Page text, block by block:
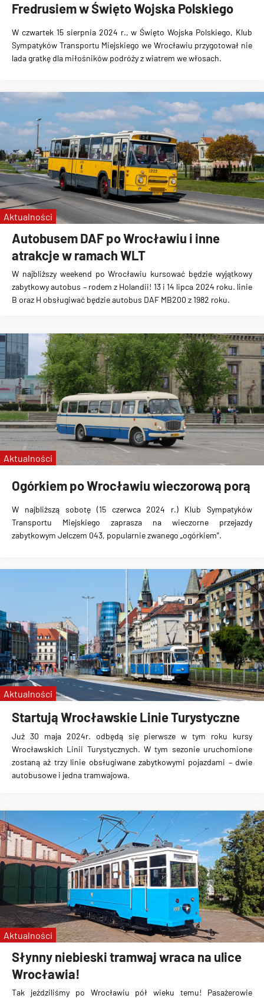
Fredrusiem w Święto Wojska Polskiego
W czwartek 15 sierpnia 2024 r., w Święto Wojska Polskiego, Klub
Sympatyków Transportu Miejskiego we Wrocławiu przygotował nie
lada gratkę dla miłośników podróży z wiatrem we włosach.
Autobusem DAF po Wrocławiu i inne
atrakcje w ramach WLT
W najbliższy weekend po Wrocławiu kursować będzie wyjątkowy
zabytkowy autobus – rodem z Holandii! 13 i 14 lipca 2024 roku. linie
B oraz H obsługiwać będzie autobus DAF MB200 z 1982 roku.
Aktualności
Ogórkiem po Wrocławiu wieczorową porą
W najbliższą sobotę (15 czerwca 2024 r.) Klub Sympatyków
Transportu Miejskiego zaprasza na wieczorne przejazdy
zabytkowym Jelczem 043, popularnie zwanego „ogórkiem”.
Aktualności
Startują Wrocławskie Linie Turystyczne
Już 30 maja 2024r. odbędą się pierwsze w tym roku kursy
Wrocławskich Linii Turystycznych. W tym sezonie uruchomione
zostaną aż trzy linie obsługiwane zabytkowymi pojazdami – dwie
autobusowe i jedna tramwajowa.
Aktualności
Słynny niebieski tramwaj wraca na ulice
Wrocławia!
Tak jeździliśmy po Wrocławiu pół wieku temu! Pasażerowie
Aktualności